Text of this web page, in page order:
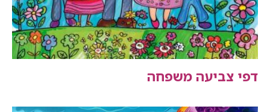
דפי צביעה משפחה